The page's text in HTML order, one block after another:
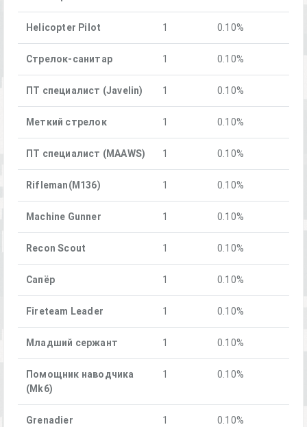
Helicopter Pilot 1 0.10%
Стрелок-санитар 1 0.10%
ПТ специалист (Javelin) 1 0.10%
Меткий стрелок 1 0.10%
ПТ специалист (MAAWS) 1 0.10%
Rifleman(M136) 1 0.10%
Machine Gunner 1 0.10%
Recon Scout 1 0.10%
Cапёр 1 0.10%
Fireteam Leader 1 0.10%
Младший сержант 1 0.10%
Помощник наводчика
(Mk6)
1 0.10%
Grenadier 1 0.10%